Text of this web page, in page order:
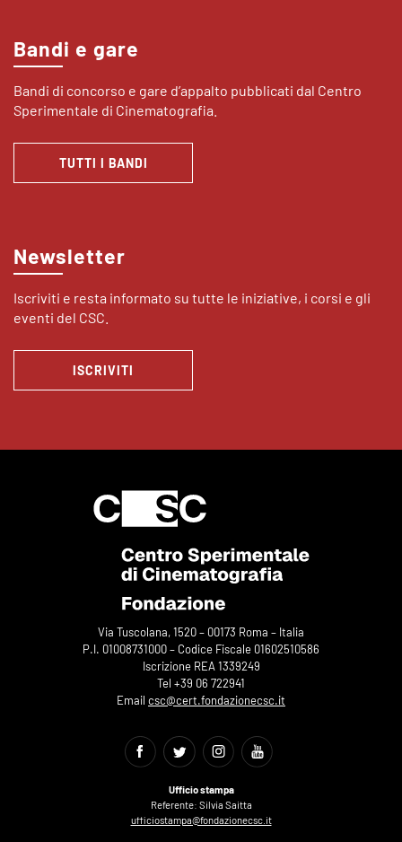
Bandi e gare
Bandi di concorso e gare d’appalto pubblicati dal Centro
Sperimentale di Cinematografia.
TUTTI I BANDI
Newsletter
Iscriviti e resta informato su tutte le iniziative, i corsi e gli
eventi del CSC.
ISCRIVITI
Via Tuscolana, 1520 – 00173 Roma – Italia
P.I. 01008731000 – Codice Fiscale 01602510586
Iscrizione REA 1339249
Tel +39 06 722941
Email csc@cert.fondazionecsc.it
Ufficio stampa
Referente: Silvia Saitta
ufficiostampa@fondazionecsc.it